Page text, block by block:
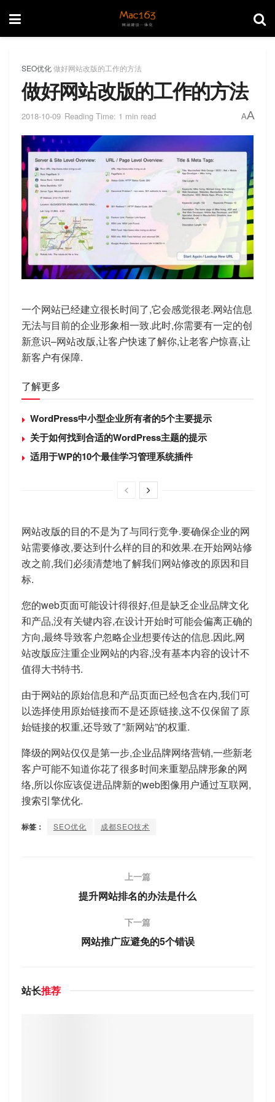
SEO优化做好网站改版的工作的方法
做好网站改版的工作的方法
2018-10-09 Reading Time: 1 min read AA
一个网站已经建立很长时间了,它会感觉很老.网站信息
无法与目前的企业形象相一致.此时,你需要有一定的创
新意识–网站改版,让客户快速了解你,让老客户惊喜,让
新客户有保障.
了解更多
WordPress中小型企业所有者的5个主要提示
关于如何找到合适的WordPress主题的提示
适用于WP的10个最佳学习管理系统插件
网站改版的目的不是为了与同行竞争.要确保企业的网
站需要修改,要达到什么样的目的和效果.在开始网站修
改之前,我们必须清楚地了解我们网站修改的原因和目
标.
您的web页面可能设计得很好,但是缺乏企业品牌文化
和产品,没有关键内容,在设计开始时可能会偏离正确的
方向,最终导致客户忽略企业想要传达的信息.因此,网
站改版应注重企业网站的内容,没有基本内容的设计不
值得大书特书.
由于网站的原始信息和产品页面已经包含在内,我们可
以选择使用原始链接而不是还原链接,这不仅保留了原
始链接的权重,还导致了”新网站”的权重.
降级的网站仅仅是第一步,企业品牌网络营销,一些新老
客户可能不知道你花了很多时间来重塑品牌形象的网
络,所以你应该促进品牌新的web图像用户通过互联网,
搜索引擎优化.
标签： SEO优化 成都SEO技术
上一篇
提升网站排名的办法是什么
下一篇
网站推广应避免的5个错误
站长推荐